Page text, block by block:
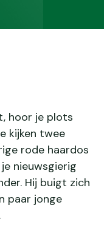
hoor je plots
kijken twee
rode haardos
nieuwsgierig
Hij buigt zich
paar jonge